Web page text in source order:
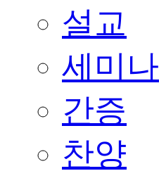
설교
세미나
간증
찬양